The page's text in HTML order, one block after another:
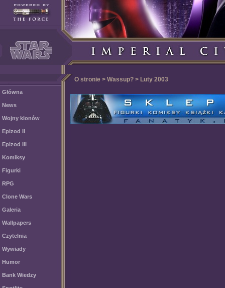
O stronie > Wassup? > Luty 2003
Główna
News
Wojny klonów
Epizod II
Epizod III
Komiksy
Figurki
RPG
Clone Wars
Galeria
Wallpapers
Czytelnia
Wywiady
Humor
Bank Wiedzy